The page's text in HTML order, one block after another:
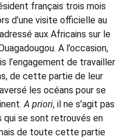
français trois mois
d’une visite officielle au
aux Africains sur le
A l’occasion,
l’engagement de travailler
de cette partie de leur
les océans pour se
A priori, il ne s’agit pas
se sont retrouvés en
de toute cette partie